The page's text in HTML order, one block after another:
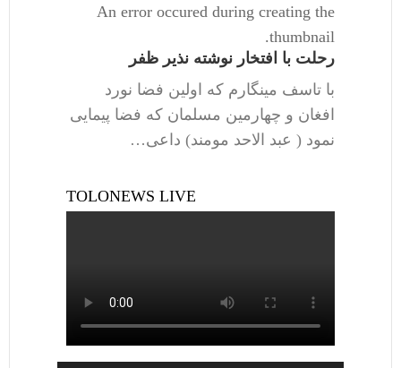
An error occured during creating the
thumbnail.
رحلت با افتخار نوشته نذیر ظفر
با تاسف مینگارم که اولین فضا نورد
افغان و چهارمین مسلمان که فضا پیمایی
نمود ( عبد الاحد مومند) داعی…
TOLONEWS LIVE